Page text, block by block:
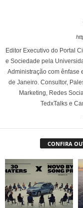
Editor Executivo do Portal
e Sociedade pela
Administração com ênfase
de Janeiro. Consultor,
Marketing, Redes
TedxTalks e
CONFIRA